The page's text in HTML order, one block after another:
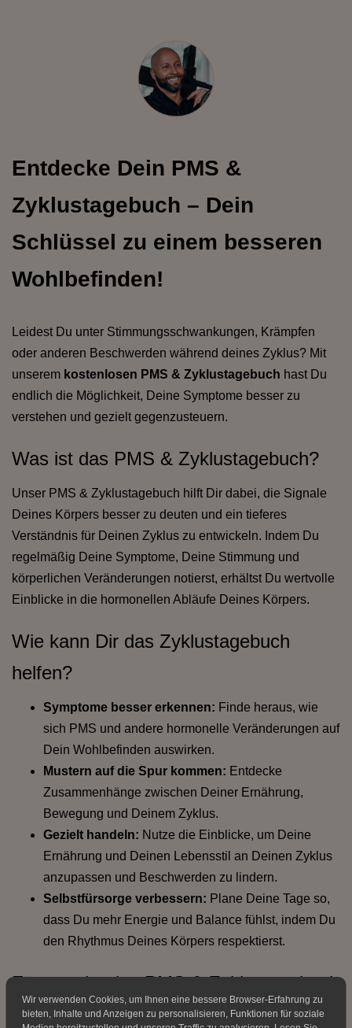
Entdecke Dein PMS &
Zyklustagebuch – Dein
Schlüssel zu einem besseren
Wohlbefinden!
Leidest Du unter Stimmungsschwankungen, Krämpfen
oder anderen Beschwerden während deines Zyklus? Mit
unserem kostenlosen PMS & Zyklustagebuch hast Du
endlich die Möglichkeit, Deine Symptome besser zu
verstehen und gezielt gegenzusteuern.
Was ist das PMS & Zyklustagebuch?
Unser PMS & Zyklustagebuch hilft Dir dabei, die Signale
Deines Körpers besser zu deuten und ein tieferes
Verständnis für Deinen Zyklus zu entwickeln. Indem Du
regelmäßig Deine Symptome, Deine Stimmung und
körperlichen Veränderungen notierst, erhältst Du wertvolle
Einblicke in die hormonellen Abläufe Deines Körpers.
Wie kann Dir das Zyklustagebuch
helfen?
Symptome besser erkennen: Finde heraus, wie
sich PMS und andere hormonelle Veränderungen auf
Dein Wohlbefinden auswirken.
Mustern auf die Spur kommen: Entdecke
Zusammenhänge zwischen Deiner Ernährung,
Bewegung und Deinem Zyklus.
Gezielt handeln: Nutze die Einblicke, um Deine
Ernährung und Deinen Lebensstil an Deinen Zyklus
anzupassen und Beschwerden zu lindern.
Selbstfürsorge verbessern: Plane Deine Tage so,
dass Du mehr Energie und Balance fühlst, indem Du
den Rhythmus Deines Körpers respektierst.
Für wen ist das PMS & Zyklustagebuch
geeignet?
Wir verwenden Cookies, um Ihnen eine bessere Browser-Erfahrung zu
bieten, Inhalte und Anzeigen zu personalisieren, Funktionen für soziale